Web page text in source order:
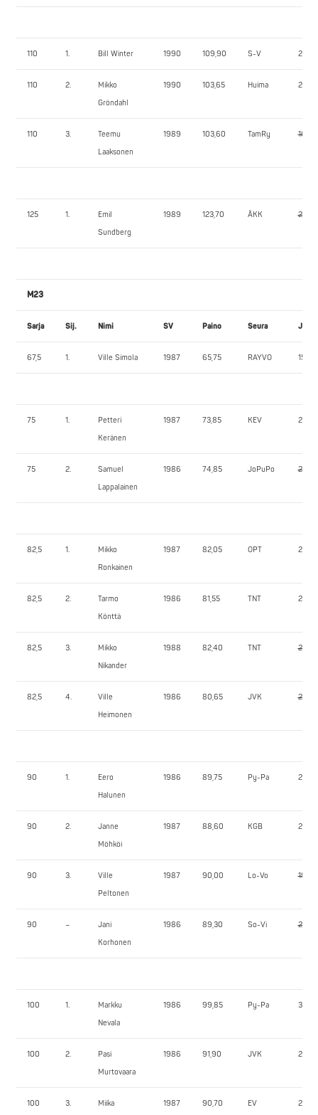
110 1. Bill Winter 1990 109,90 S-V 240,0
110 2.
Mikko
Gröndahl
1990 103,65 Huima 225,0
110 3.
Teemu
Laaksonen
1989 103,60 TamRy 160,0
125 1.
Emil
Sundberg
1989 123,70 ÅKK 275,0
M23
Sarja Sij. Nimi SV Paino Seura JK1
67,5 1. Ville Simola 1987 65,75 RAYVO 150,0
75 1.
Petteri
Keränen
1987 73,85 KEV 262,5
75 2.
Samuel
Lappalainen
1986 74,85 JoPuPo 260,0
82,5 1.
Mikko
Ronkainen
1987 82,05 OPT 260,0
82,5 2.
Tarmo
Könttä
1986 81,55 TNT 225,0
82,5 3.
Mikko
Nikander
1988 82,40 TNT 235,0
82,5 4.
Ville
Heimonen
1986 80,65 JVK 210,0
90 1.
Eero
Halunen
1986 89,75 Py-Pa 270,0
90 2.
Janne
Möhköi
1987 88,60 KGB 220,0
90 3.
Ville
Peltonen
1987 90,00 Lo-Vo 190,0
90 –
Jani
Korhonen
1986 89,30 So-Vi 240,0
100 1.
Markku
Nevala
1986 99,85 Py-Pa 310,0
100 2.
Pasi
Murtovaara
1986 91,90 JVK 250,0
100 3.
Miika
1987 90,70 EV 230,0